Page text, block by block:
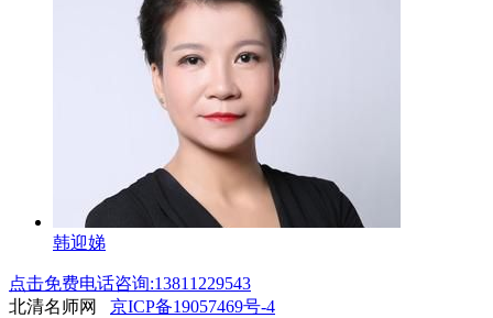
韩迎娣
点击免费电话咨询:13811229543
北清名师网 京ICP备19057469号-4